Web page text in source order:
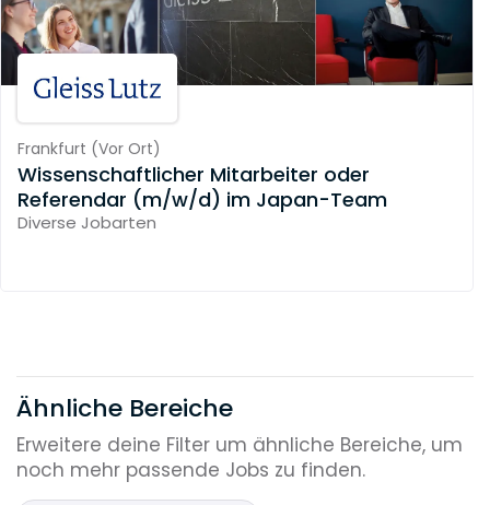
Frankfurt (Vor Ort)
Wissenschaftlicher Mitarbeiter oder
Referendar (m/w/d) im Japan-Team
Diverse Jobarten
Ähnliche Bereiche
Erweitere deine Filter um ähnliche Bereiche, um
noch mehr passende Jobs zu finden.